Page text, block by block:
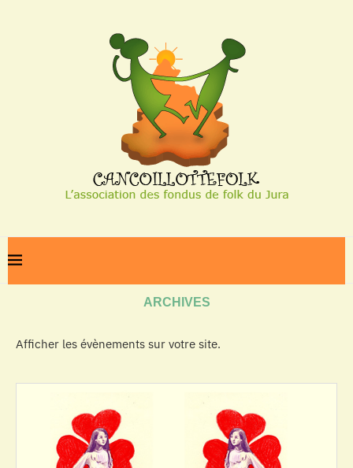
ARCHIVES
Afficher les évènements sur votre site.